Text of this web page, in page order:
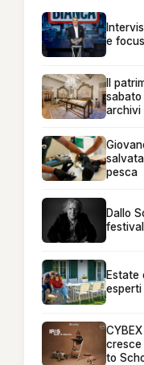
e
Il
archivi
pesca
Dallo
Estate
esperti
cresce
to